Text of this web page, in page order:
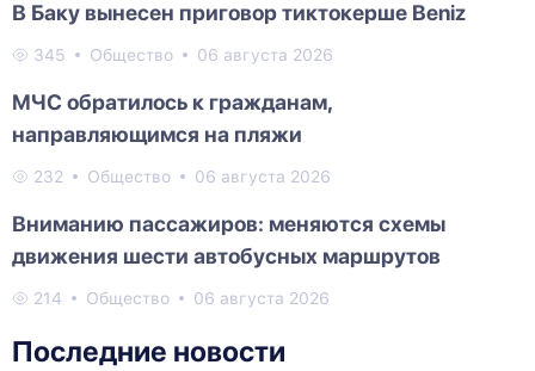
В Баку вынесен приговор тиктокерше Beniz
345 Общество 06 августа 2026
МЧС обратилось к гражданам,
направляющимся на пляжи
232 Общество 06 августа 2026
Вниманию пассажиров: меняются схемы
движения шести автобусных маршрутов
214 Общество 06 августа 2026
Последние новости